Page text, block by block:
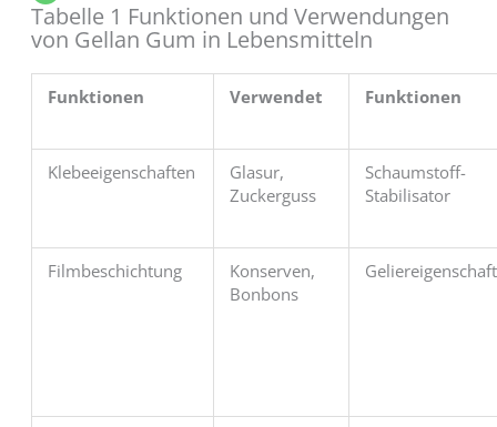
Tabelle 1 Funktionen und Verwendungen
von Gellan Gum in Lebensmitteln
Funktionen Verwendet Funktionen
Klebeeigenschaften
Glasur,
Zuckerguss
Schaumstoff-
Stabilisator
Filmbeschichtung
Konserven,
Bonbons